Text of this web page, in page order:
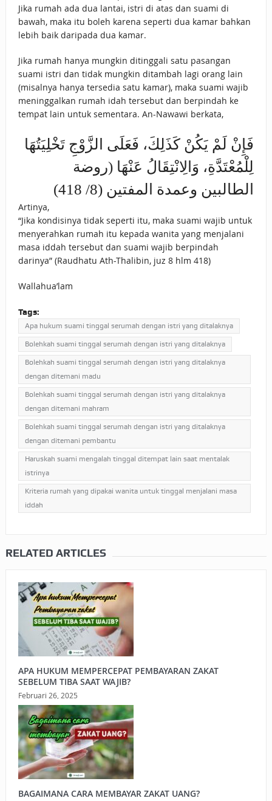
Jika rumah ada dua lantai, istri di atas dan suami di
bawah, maka itu boleh karena seperti dua kamar bahkan
lebih baik daripada dua kamar.
Jika rumah hanya mungkin ditinggali satu pasangan
suami istri dan tidak mungkin ditambah lagi orang lain
(misalnya hanya tersedia satu kamar), maka suami wajib
meninggalkan rumah idah tersebut dan berpindah ke
tempat lain untuk sementara. An-Nawawi berkata,
فَإِنْ لَمْ يَكُنْ كَذَلِكَ، فَعَلَى الزَّوْجِ تَخْلِيَتُهَا
لِلْمُعْتَدَّةِ، وَالِانْتِقَالُ عَنْهَا (روضة
الطالبين وعمدة المفتين (8/ 418)
Artinya,
“Jika kondisinya tidak seperti itu, maka suami wajib untuk
menyerahkan rumah itu kepada wanita yang menjalani
masa iddah tersebut dan suami wajib berpindah
darinya” (Raudhatu Ath-Thalibin, juz 8 hlm 418)
Wallahua’lam
Tags:
Apa hukum suami tinggal serumah dengan istri yang ditalaknya
Bolehkah suami tinggal serumah dengan istri yang ditalaknya
Bolehkah suami tinggal serumah dengan istri yang ditalaknya
dengan ditemani madu
Bolehkah suami tinggal serumah dengan istri yang ditalaknya
dengan ditemani mahram
Bolehkah suami tinggal serumah dengan istri yang ditalaknya
dengan ditemani pembantu
Haruskah suami mengalah tinggal ditempat lain saat mentalak
istrinya
Kriteria rumah yang dipakai wanita untuk tinggal menjalani masa
iddah
RELATED ARTICLES
APA HUKUM MEMPERCEPAT PEMBAYARAN ZAKAT
SEBELUM TIBA SAAT WAJIB?
Februari 26, 2025
BAGAIMANA CARA MEMBAYAR ZAKAT UANG?